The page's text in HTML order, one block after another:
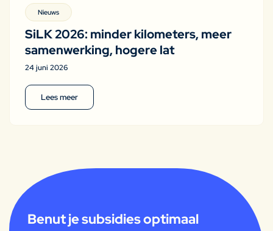
Nieuws
SiLK 2026: minder kilometers, meer
samenwerking, hogere lat
24 juni 2026
Lees meer
Benut je subsidies optimaal